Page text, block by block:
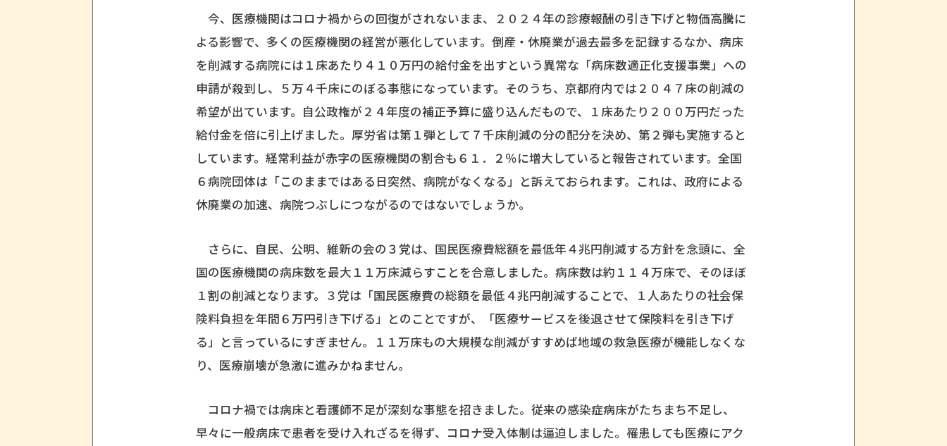
今、医療機関はコロナ禍からの回復がされないまま、２０２４年の診療報酬の引き下げと物価高騰に
よる影響で、多くの医療機関の経営が悪化しています。倒産・休廃業が過去最多を記録するなか、病床
を削減する病院には１床あたり４１０万円の給付金を出すという異常な「病床数適正化支援事業」への
申請が殺到し、５万４千床にのぼる事態になっています。そのうち、京都府内では２０４７床の削減の
希望が出ています。自公政権が２４年度の補正予算に盛り込んだもので、１床あたり２００万円だった
給付金を倍に引上げました。厚労省は第１弾として７千床削減の分の配分を決め、第２弾も実施すると
しています。経常利益が赤字の医療機関の割合も６１．２％に増大していると報告されています。全国
６病院団体は「このままではある日突然、病院がなくなる」と訴えておられます。これは、政府による
休廃業の加速、病院つぶしにつながるのではないでしょうか。
さらに、自民、公明、維新の会の３党は、国民医療費総額を最低年４兆円削減する方針を念頭に、全
国の医療機関の病床数を最大１１万床減らすことを合意しました。病床数は約１１４万床で、そのほぼ
１割の削減となります。３党は「国民医療費の総額を最低４兆円削減することで、１人あたりの社会保
険料負担を年間６万円引き下げる」とのことですが、「医療サービスを後退させて保険料を引き下げ
る」と言っているにすぎません。１１万床もの大規模な削減がすすめば地域の救急医療が機能しなくな
り、医療崩壊が急激に進みかねません。
コロナ禍では病床と看護師不足が深刻な事態を招きました。従来の感染症病床がたちまち不足し、
早々に一般病床で患者を受け入れざるを得ず、コロナ受入体制は逼迫しました。罹患しても医療にアク